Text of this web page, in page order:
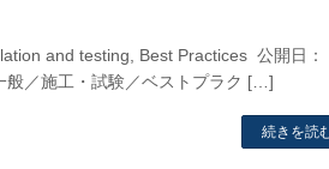
and testing, Best Practices 公開日：
般／施工・試験／ベストプラク […]
続きを読